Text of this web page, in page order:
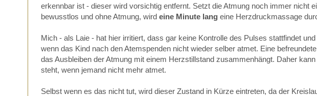
erkennbar ist - dieser wird vorsichtig entfernt. Setzt die Atmung noch immer nicht
bewusstlos und ohne Atmung, wird eine Minute lang eine Herzdruckmassage
Mich - als Laie - hat hier irritiert, dass gar keine Kontrolle des Pulses stattfindet
wenn das Kind nach den Atemspenden nicht wieder selber atmet. Eine
das Ausbleiben der Atmung mit einem Herzstillstand zusammenhängt. Daher
steht, wenn jemand nicht mehr atmet.
Selbst wenn es das nicht tut, wird dieser Zustand in Kürze eintreten, da der